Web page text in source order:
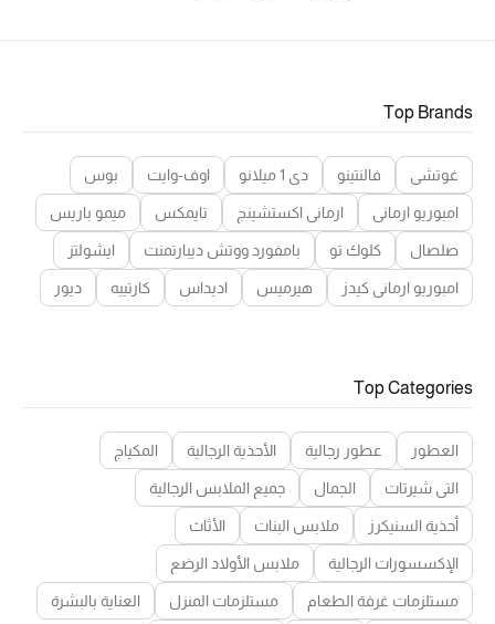
Top Brands
غوتشي فالنتينو دي 1 ميلانو اوف-وايت بوس
امبوريو ارماني ارماني اكستشينج تايمكس ميمو باريس
صلصال كلوك تو بامفورد ووتش ديبارتمنت ايشولتز
امبوريو ارماني كيدز هيرميس اديداس كارتييه ديور
Top Categories
العطور عطور رجالية الأحذية الرجالية المكياج
التي شيرتات الجمال جميع الملابس الرجالية
أحذية السنيكرز ملابس البنات الأثاث
الإكسسورات الرجالية ملابس الأولاد الرضع
مستلزمات غرفة الطعام مستلزمات المنزل العناية بالبشرة